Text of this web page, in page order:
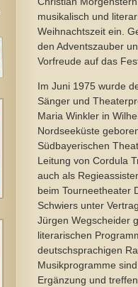
musikalisch und
Weihnachtszeit ein.
den Adventszauber
Vorfreude auf das
Im Juni 1975 wurde
Sänger und
Maria Winkler in
Nordseeküste
Südbayerischen
Leitung von Cordula
auch als
beim Tourneetheater
Schwiers unter
Jürgen Wegscheider
literarischen
deutschsprachigen
Musikprogramme
Ergänzung und